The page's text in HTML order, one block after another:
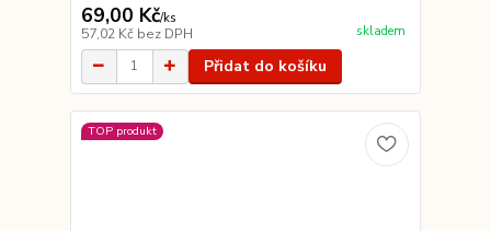
69,00 Kč/ks
57,02 Kč bez DPH skladem
Přidat do košíku
TOP produkt